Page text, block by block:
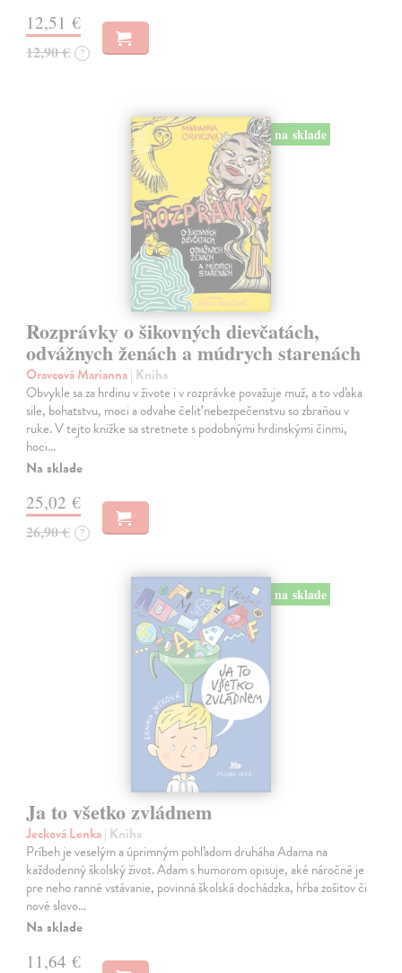
12,51 €
12,90 € ?
na sklade
Rozprávky o šikovných dievčatách,
odvážnych ženách a múdrych starenách
Oravcová Marianna| Kniha
Obvykle sa za hrdinu v živote i v rozprávke považuje muž, a to vďaka
sile, bohatstvu, moci a odvahe čeliť nebezpečenstvu so zbraňou v
ruke. V tejto knižke sa stretnete s podobnými hrdinskými činmi,
hoci…
Na sklade
25,02 €
26,90 € ?
na sklade
Ja to všetko zvládnem
Jecková Lenka| Kniha
Príbeh je veselým a úprimným pohľadom druháha Adama na
každodenný školský život. Adam s humorom opisuje, aké náročné je
pre neho ranné vstávanie, povinná školská dochádzka, hŕba zošitov či
nové slovo…
Na sklade
11,64 €